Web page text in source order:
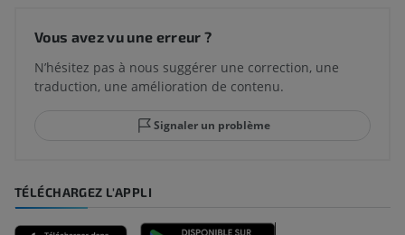
Vous avez vu une erreur ?
N’hésitez pas à nous suggérer une correction, une
traduction, une amélioration de contenu.
Signaler un problème
TÉLÉCHARGEZ L'APPLI